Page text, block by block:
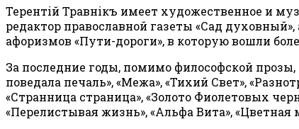
Терентiй Травнiкъ имеет художественное и
редактор православной газеты «Сад
афоризмов «Пути-дороги», в которую вошли
За последние годы, помимо философской прозы,
поведала печаль», «Межа», «Тихий Свет»,
«Странница страница», «Золото Фиолетовых
«Перелистывая жизнь», «Альфа Вита»,